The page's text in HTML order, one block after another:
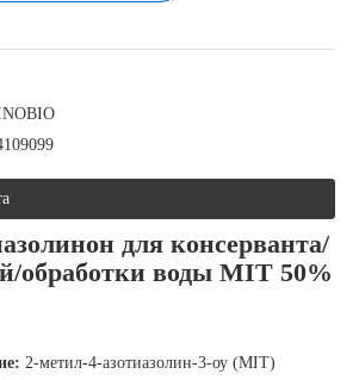
для консерванта/
обработки воды MIT 50%
2-метил-4-азотиазолин-3-оу (MIT)